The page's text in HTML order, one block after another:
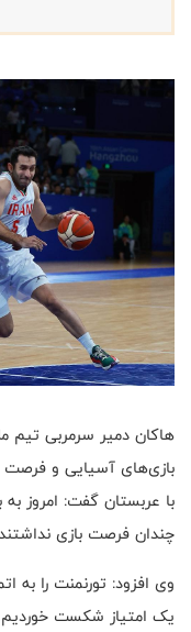
هاکان دمیر سرمربی تیم
بازی‌های آسیایی و فرصت
با عربستان گفت: امروز
چندان فرصت بازی
وی افزود: تورنمنت را به
یک امتیاز شکست